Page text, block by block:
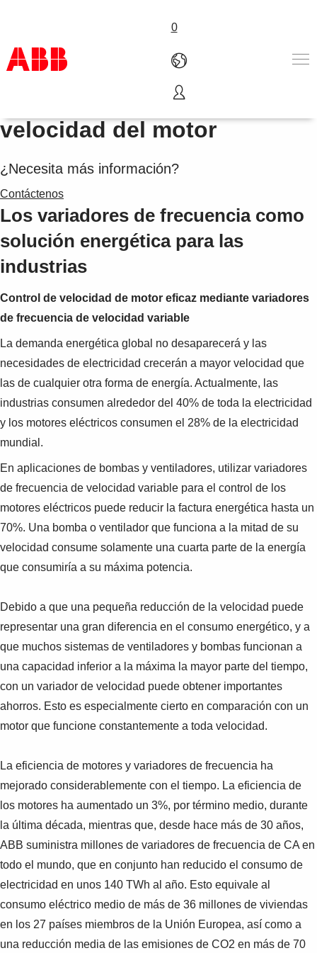
0
Productos & Soluciones
Industrias
Sobre ABB
Dónde comprar
Carreras
Suggestions
See more products
Shopping list preview
Métodos de control de la
velocidad del motor
¿Necesita más información?
Contáctenos
Los variadores de frecuencia como
solución energética para las
industrias
Control de velocidad de motor eficaz mediante variadores
de frecuencia de velocidad variable
La demanda energética global no desaparecerá y las
necesidades de electricidad crecerán a mayor velocidad que
las de cualquier otra forma de energía. Actualmente, las
industrias consumen alrededor del 40% de toda la electricidad
y los motores eléctricos consumen el 28% de la electricidad
mundial.
En aplicaciones de bombas y ventiladores, utilizar variadores
de frecuencia de velocidad variable para el control de los
motores eléctricos puede reducir la factura energética hasta un
70%. Una bomba o ventilador que funciona a la mitad de su
velocidad consume solamente una cuarta parte de la energía
que consumiría a su máxima potencia.
Debido a que una pequeña reducción de la velocidad puede
representar una gran diferencia en el consumo energético, y a
que muchos sistemas de ventiladores y bombas funcionan a
una capacidad inferior a la máxima la mayor parte del tiempo,
con un variador de velocidad puede obtener importantes
ahorros. Esto es especialmente cierto en comparación con un
motor que funcione constantemente a toda velocidad.
La eficiencia de motores y variadores de frecuencia ha
mejorado considerablemente con el tiempo. La eficiencia de
los motores ha aumentado un 3%, por término medio, durante
la última década, mientras que, desde hace más de 30 años,
ABB suministra millones de variadores de frecuencia de CA en
todo el mundo, que en conjunto han reducido el consumo de
electricidad en unos 140 TWh al año. Esto equivale al
consumo eléctrico medio de más de 36 millones de viviendas
en los 27 países miembros de la Unión Europea, así como a
una reducción media de las emisiones de CO2 en más de 70